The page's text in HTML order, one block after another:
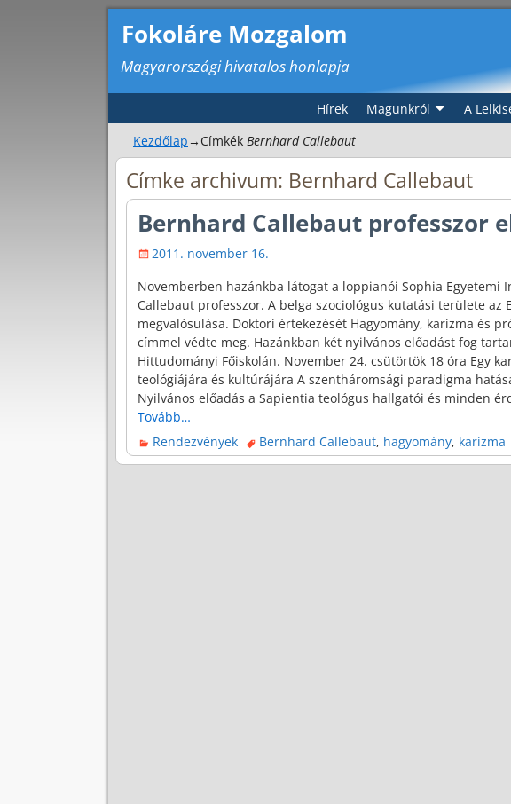
Fokoláre Mozgalom
Magyarországi hivatalos honlapja
Hírek Magunkról A
Kezdőlap→Címkék Bernhard Callebaut
Címke archivum: Bernhard Callebaut
Bernhard Callebaut professzor
2011. november 16.
Novemberben hazánkba látogat a loppianói Sophia Egyetemi
Callebaut professzor. A belga szociológus kutatási területe az
megvalósulása. Doktori értekezését Hagyomány, karizma és
címmel védte meg. Hazánkban két nyilvános előadást fog
Hittudományi Főiskolán. November 24. csütörtök 18 óra Egy
teológiájára és kultúrájára A szentháromsági paradigma
Nyilvános előadás a Sapientia teológus hallgatói és minden
Tovább…
Rendezvények
Bernhard Callebaut, hagyomány, karizma